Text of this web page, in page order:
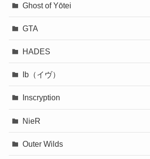
Ghost of Yōtei
GTA
HADES
Ib（イヴ）
Inscryption
NieR
Outer Wilds